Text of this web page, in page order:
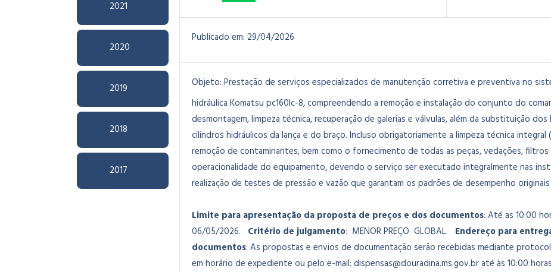
2021
2020
2019
2018
2017
Publicado em: 29/04/2026
Objeto: Prestação de serviços especializados de manutenção corretiva e preventiva no
hidráulica Komatsu pc160lc-8, compreendendo a remoção e instalação do conjunto do
desmontagem, limpeza técnica, recuperação de galerias e válvulas, além da substituição
cilindros hidráulicos da lança e do braço. Incluso obrigatoriamente a limpeza técnica
remoção de contaminantes, bem como o fornecimento de todas as peças, vedações, filtros
operacionalidade do equipamento, devendo o serviço ser executado integralmente nas
realização de testes de pressão e vazão que garantam os padrões de desempenho
Limite para apresentação da proposta de preços e dos documentos: Até as 10:00
06/05/2026. Critério de julgamento: MENOR PREÇO GLOBAL. Endereço para
documentos: As propostas e envios de documentação serão recebidas mediante
em horário de expediente ou pelo e-mail: dispensas@douradina.ms.gov.braté às 10:00